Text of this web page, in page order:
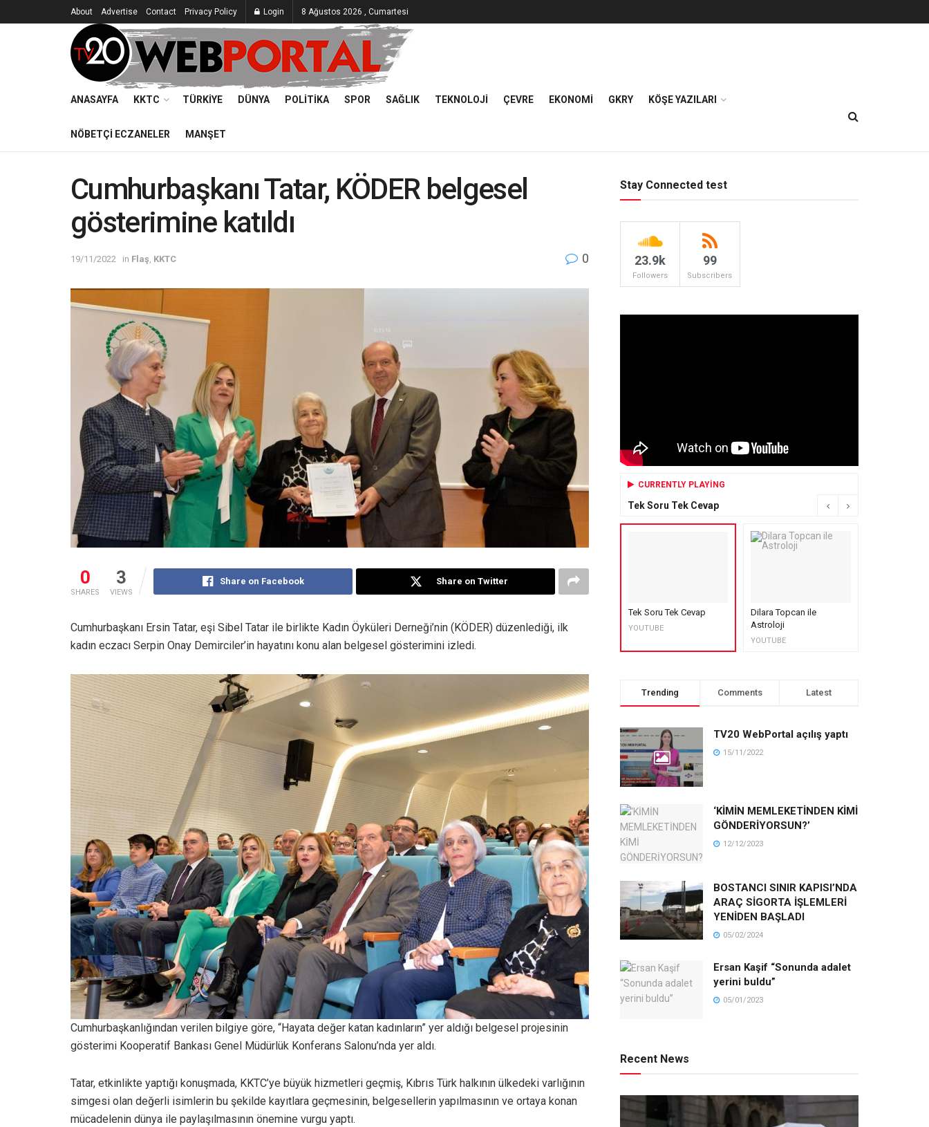
About Advertise Contact Privacy Policy Login 8 Ağustos 2026 , Cumartesi
ANASAYFA KKTC TÜRKIYE DÜNYA POLITIKA SPOR SAĞLIK TEKNOLOJI ÇEVRE EKONOMI GKRY KÖŞE YAZILARI
NÖBETÇI ECZANELER MANŞET
Cumhurbaşkanı Tatar, KÖDER belgesel
gösterimine katıldı
19/11/2022 in Flaş KKTC 0
0
SHARES
3
VIEWS
Share on Facebook Share on Twitter
Cumhurbaşkanı Ersin Tatar, eşi Sibel Tatar ile birlikte Kadın Öyküleri Derneği’nin (KÖDER) düzenlediği, ilk
kadın eczacı Serpin Onay Demirciler’in hayatını konu alan belgesel gösterimini izledi.
Cumhurbaşkanlığından verilen bilgiye göre, “Hayata değer katan kadınların” yer aldığı belgesel projesinin
gösterimi Kooperatif Bankası Genel Müdürlük Konferans Salonu’nda yer aldı.
Tatar, etkinlikte yaptığı konuşmada, KKTC’ye büyük hizmetleri geçmiş, Kıbrıs Türk halkının ülkedeki varlığının
simgesi olan değerli isimlerin bu şekilde kayıtlara geçmesinin, belgesellerin yapılmasının ve ortaya konan
mücadelenin dünya ile paylaşılmasının önemine vurgu yaptı.
Stay Connected test
23.9k
Followers
99
Subscribers
CURRENTLY PLAYING
Tek Soru Tek Cevap
Tek Soru Tek Cevap
YOUTUBE
Dilara Topcan ile
Astroloji
YOUTUBE
Trending Comments Latest
TV20 WebPortal açılış yaptı
15/11/2022
‘KİMİN MEMLEKETİNDEN KİMİ
GÖNDERİYORSUN?’
12/12/2023
BOSTANCI SINIR KAPISI’NDA
ARAÇ SİGORTA İŞLEMLERİ
YENİDEN BAŞLADI
05/02/2024
Ersan Kaşif “Sonunda adalet
yerini buldu”
05/01/2023
Recent News